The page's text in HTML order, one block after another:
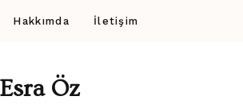
Hakkımda İletişim
Esra Öz